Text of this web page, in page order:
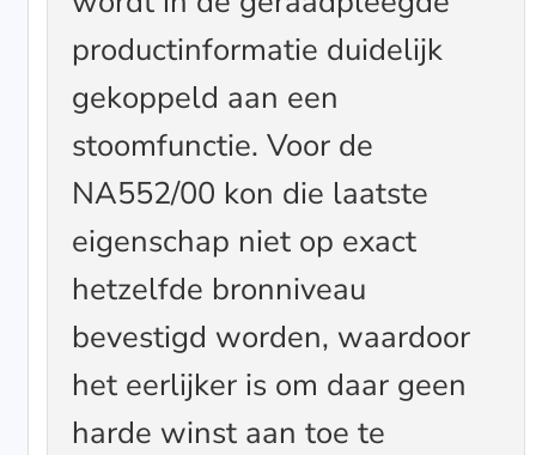
productinformatie duidelijk
gekoppeld aan een
stoomfunctie. Voor de
NA552/00 kon die laatste
eigenschap niet op exact
hetzelfde bronniveau
bevestigd worden, waardoor
het eerlijker is om daar geen
harde winst aan toe te